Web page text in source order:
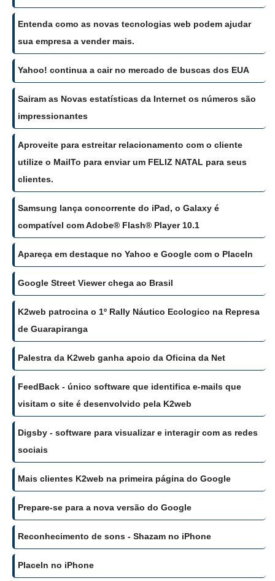
Entenda como as novas tecnologias web podem ajudar
sua empresa a vender mais.
Yahoo! continua a cair no mercado de buscas dos EUA
Sairam as Novas estatísticas da Internet os números são
impressionantes
Aproveite para estreitar relacionamento com o cliente
utilize o MailTo para enviar um FELIZ NATAL para seus
clientes.
Samsung lança concorrente do iPad, o Galaxy é
compatível com Adobe® Flash® Player 10.1
Apareça em destaque no Yahoo e Google com o PlaceIn
Google Street Viewer chega ao Brasil
K2web patrocina o 1º Rally Náutico Ecologico na Represa
de Guarapiranga
Palestra da K2web ganha apoio da Oficina da Net
FeedBack - único software que identifica e-mails que
visitam o site é desenvolvido pela K2web
Digsby - software para visualizar e interagir com as redes
sociais
Mais clientes K2web na primeira página do Google
Prepare-se para a nova versão do Google
Reconhecimento de sons - Shazam no iPhone
PlaceIn no iPhone